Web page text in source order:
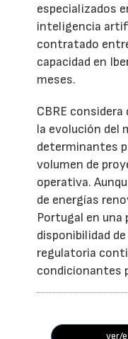
especializados
inteligencia
contratado
capacidad en
meses.
CBRE
la evolución del
determinantes
volumen de
operativa.
de energías
Portugal en
disponibilidad
regulatoria
condicionantes
ver/